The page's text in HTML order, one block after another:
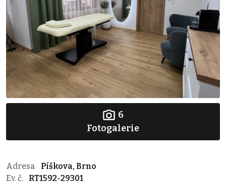
6
Fotogalerie
Adresa
Píškova, Brno
Ev. č.
RT1592-29301